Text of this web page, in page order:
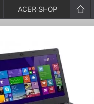
ACER-SHOP